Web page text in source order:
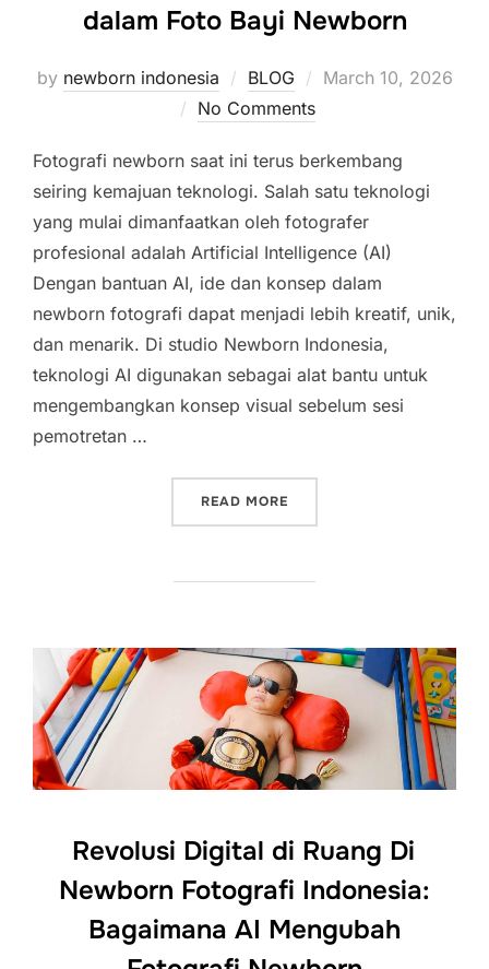
dalam Foto Bayi Newborn
by newborn indonesia BLOG
Posted
March 10, 2026
No Comments
Fotografi newborn saat ini terus berkembang
seiring kemajuan teknologi. Salah satu teknologi
yang mulai dimanfaatkan oleh fotografer
profesional adalah Artificial Intelligence (AI)
Dengan bantuan AI, ide dan konsep dalam
newborn fotografi dapat menjadi lebih kreatif, unik,
dan menarik. Di studio Newborn Indonesia,
teknologi AI digunakan sebagai alat bantu untuk
mengembangkan konsep visual sebelum sesi
pemotretan …
READ MORE
Revolusi Digital di Ruang Di
Newborn Fotografi Indonesia:
Bagaimana AI Mengubah